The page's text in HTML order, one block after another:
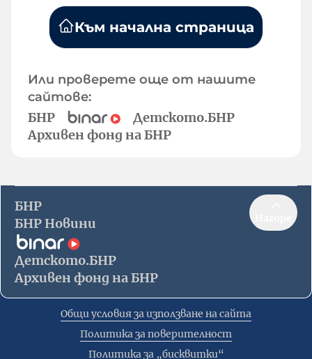
Към начална страница
Или проверете още от нашите
сайтове:
БНР
Детското.БНР
Архивен фонд на БНР
БНР
БНР Новини
Детското.БНР
Архивен фонд на БНР
Общи условия за използване на сайта
Политика за поверителност
Политика за „бисквитки“